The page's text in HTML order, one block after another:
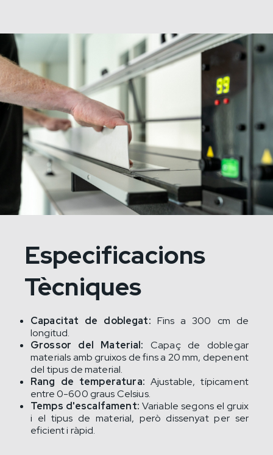
Especificacions
Tècniques
Capacitat de doblegat: Fins a 300 cm de
longitud.
Grossor del Material: Capaç de doblegar
materials amb gruixos de fins a 20 mm, depenent
del tipus de material.
Rang de temperatura: Ajustable, típicament
entre 0-600 graus Celsius.
Temps d'escalfament: Variable segons el gruix
i el tipus de material, però dissenyat per ser
eficient i ràpid.